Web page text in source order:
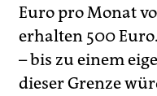
Euro pro Monat
erhalten 500
– bis zu einem
dieser Grenze